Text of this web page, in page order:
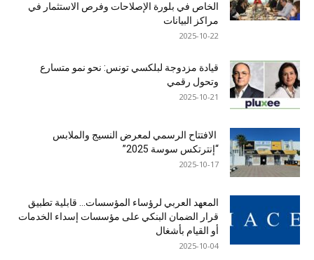
الخاص في بلورة الإصلاحات وفرص الاستثمار في
مراكز البيانات
2025-10-22
قيادة مزدوجة لبلكسي تونس: نحو نمو متسارع
وتحول رقمي
2025-10-21
الافتتاح الرسمي لمعرض النسيج والملابس
“إنترتكس سوسة 2025”
2025-10-17
المعهد العربي لرؤساء المؤسسات… قابلية تطبيق
قرار الضمان البنكي على مؤسسات إسداء الخدمات
أو القيام بأشغال
2025-10-04